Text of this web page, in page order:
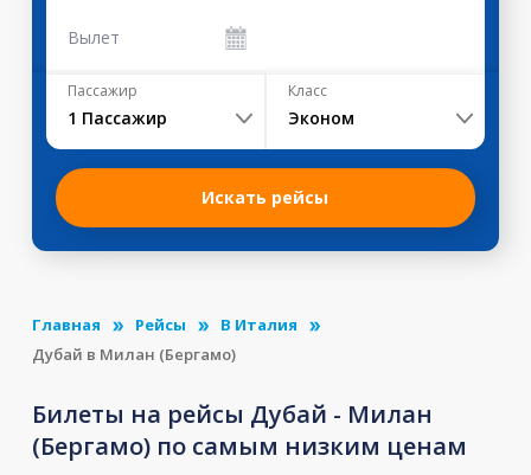
Вылет
Пассажир
1 Пассажир
Класс
Эконом
Искать рейсы
Главная Рейсы
В Италия
Дубай в Милан (Бергамо)
Билеты на рейсы Дубай - Милан
(Бергамо) по самым низким ценам